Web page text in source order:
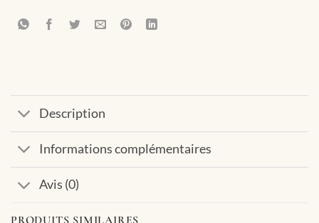
Description
Informations complémentaires
Avis (0)
PRODUITS SIMILAIRES